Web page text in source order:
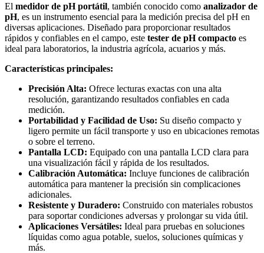
El medidor de pH portátil, también conocido como analizador de
pH, es un instrumento esencial para la medición precisa del pH en
diversas aplicaciones. Diseñado para proporcionar resultados
rápidos y confiables en el campo, este tester de pH compacto es
ideal para laboratorios, la industria agrícola, acuarios y más.
Características principales:
Precisión Alta: Ofrece lecturas exactas con una alta
resolución, garantizando resultados confiables en cada
medición.
Portabilidad y Facilidad de Uso: Su diseño compacto y
ligero permite un fácil transporte y uso en ubicaciones remotas
o sobre el terreno.
Pantalla LCD: Equipado con una pantalla LCD clara para
una visualización fácil y rápida de los resultados.
Calibración Automática: Incluye funciones de calibración
automática para mantener la precisión sin complicaciones
adicionales.
Resistente y Duradero: Construido con materiales robustos
para soportar condiciones adversas y prolongar su vida útil.
Aplicaciones Versátiles: Ideal para pruebas en soluciones
líquidas como agua potable, suelos, soluciones químicas y
más.